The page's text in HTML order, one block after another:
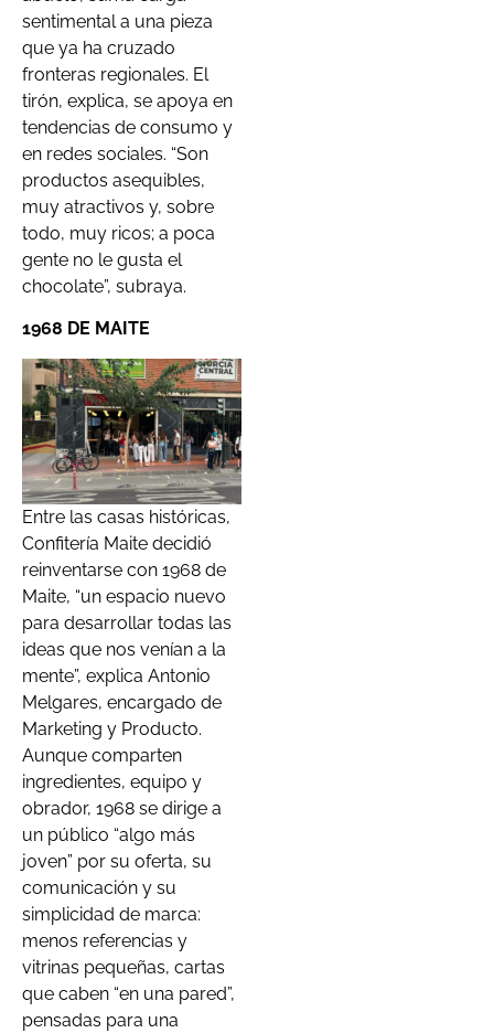
sentimental a una pieza
que ya ha cruzado
fronteras regionales. El
tirón, explica, se apoya en
tendencias de consumo y
en redes sociales. “Son
productos asequibles,
muy atractivos y, sobre
todo, muy ricos; a poca
gente no le gusta el
chocolate”, subraya.
1968 DE MAITE
Entre las casas históricas,
Confitería Maite decidió
reinventarse con 1968 de
Maite, “un espacio nuevo
para desarrollar todas las
ideas que nos venían a la
mente”, explica Antonio
Melgares, encargado de
Marketing y Producto.
Aunque comparten
ingredientes, equipo y
obrador, 1968 se dirige a
un público “algo más
joven” por su oferta, su
comunicación y su
simplicidad de marca:
menos referencias y
vitrinas pequeñas, cartas
que caben “en una pared”,
pensadas para una